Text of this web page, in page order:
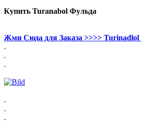
Купить Turanabol Фульда
Жми Сюда для Заказа >>>> Turinadlol
.
.
.
.
.
.